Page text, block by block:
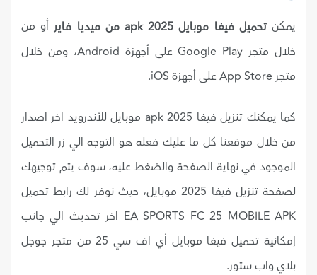
يمكنتحميل فيفا موبايل 2025 apk من ميديا فاير
أو من
خلال متجر Google Play على أجهزة Android، ومن خلال
متجر App Store على أجهزة iOS.
كما يمكنك تنزيل فيفا 2025 apk موبايل للأندرويد اخر اصدار
من خلال موقعنا كل ما عليك فعله هو التوجه الي زر التحميل
الموجود في نهاية الصفحة والضغط عليه، سوف يتم توجيهك
لصفحة تنزيل فيفا 2025 موبايل، حيث نوفر لك رابط تحميل
EA SPORTS FC 25 MOBILE APK اخر تحديث الي جانب
إمكانية تحميل فيفا موبايل أي اف سي 25 من متجر جوجل
بلاي واب ستور.